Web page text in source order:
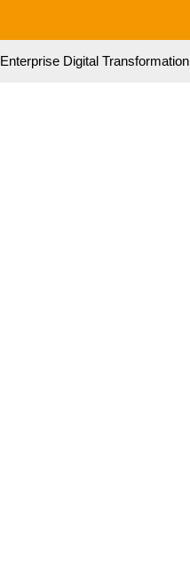
Enterprise Digital Transformation